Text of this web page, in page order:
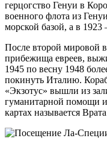
герцогство Генуи в
военного флота из
морской базой, а в
После второй мировой
прибежища евреев,
1945 по весну 1948
покинуть Италию.
«Экзотус» вышли из
гуманитарной помощи
картах называется